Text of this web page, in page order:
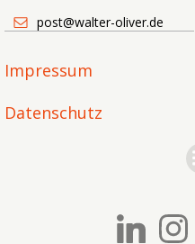
post@walter-oliver.de
Impressum
Datenschutz